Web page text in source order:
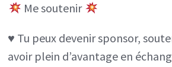
Me soutenir
♥️ Tu peux devenir sponsor,
avoir plein d’avantage en